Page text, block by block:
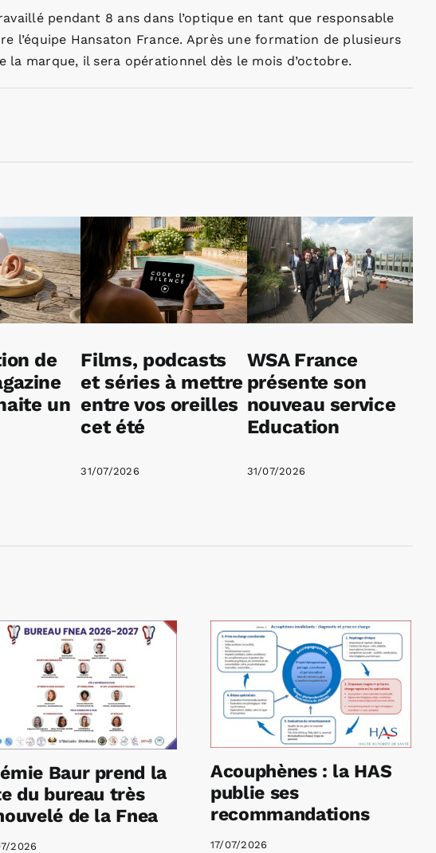
pendant 8 ans dans l’optique en tant que responsable
l’équipe Hansaton France. Après une formation de plusieurs
marque, il sera opérationnel dès le mois d’octobre.
de
un
Films, podcasts
et séries à mettre
entre vos oreilles
cet été
31/07/2026
WSA France
présente son
nouveau service
Education
31/07/2026
Baur prend la
du bureau très
de la Fnea
2026
Acouphènes : la HAS
publie ses
recommandations
17/07/2026